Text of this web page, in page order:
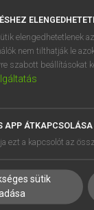
SÚGÓ
elengedhetetlenek
nem tilthatják le
szabott beállításokat
APP ÁTKAPCSOLÁSA
ezt a kapcsolót az
sütik